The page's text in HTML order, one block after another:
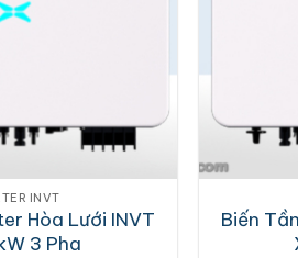
INVT
Hòa Lưới INVT
3 Pha
Biến